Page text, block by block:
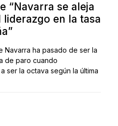
“Navarra se aleja
liderazgo en la tasa
Navarra ha pasado de ser la
de paro cuando
ser la octava según la última